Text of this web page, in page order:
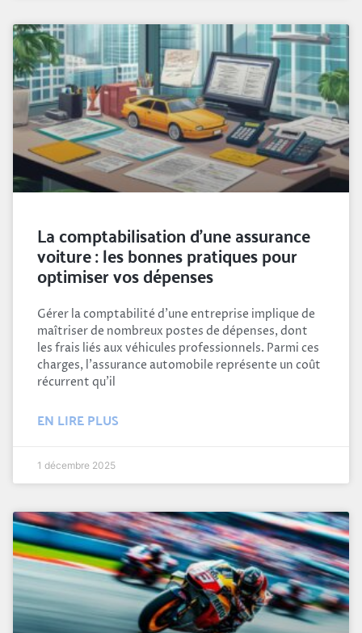
La comptabilisation d’une assurance
voiture : les bonnes pratiques pour
optimiser vos dépenses
Gérer la comptabilité d’une entreprise implique de
maîtriser de nombreux postes de dépenses, dont
les frais liés aux véhicules professionnels. Parmi ces
charges, l’assurance automobile représente un coût
récurrent qu’il
EN LIRE PLUS
1 décembre 2025